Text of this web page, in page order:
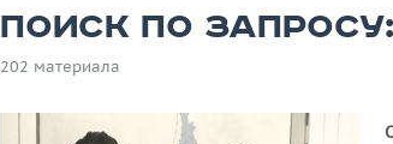
Поиск по
202 материала